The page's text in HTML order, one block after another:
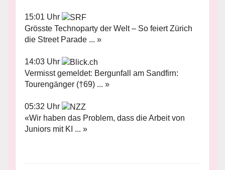
15:01 Uhr
Grösste Technoparty der Welt – So feiert Zürich
die Street Parade ... »
14:03 Uhr
Vermisst gemeldet: Bergunfall am Sandfirn:
Tourengänger (†69) ... »
05:32 Uhr
«Wir haben das Problem, dass die Arbeit von
Juniors mit KI ... »